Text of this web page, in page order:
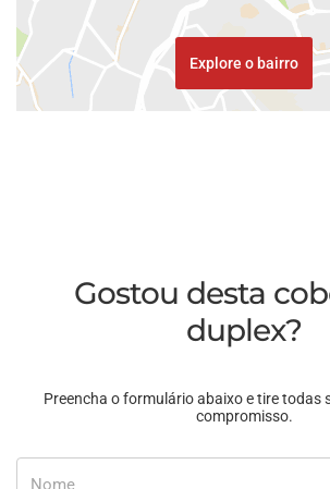
Explore o bairro
Gostou desta
duplex?
Preencha o formulário abaixo e tire todas
compromisso.